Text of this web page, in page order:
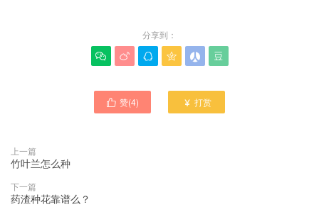
分享到：
     
 赞(4)  打赏
上一篇
竹叶兰怎么种
下一篇
药渣种花靠谱么？